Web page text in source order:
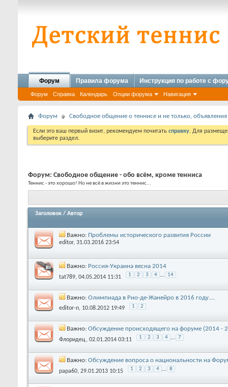
Форум
Форум Справка Календарь Опции форума Навигация
Правила форума Инструкция по работе с
Форум Свободное общение о теннисе и не только, объявления
Если это ваш первый визит, рекомендуем почитать справку. Для
выберите раздел.
Форум: Свободное общение - обо всём, кроме тенниса
Теннис - это хорошо! Но не всё в жизни это теннис...
Заголовок / Автор
Важно: Проблемы исторического развития России
editor, 31.03.2016 23:54
Важно: Россия-Украина весна 2014
tat789, 04.05.2014 11:31 1 2 3 4 ... 14
Важно: Олимпиада в Рио-де-Жанейро в 2016 году....
editor-n, 10.08.2012 19:49 1 2
Важно: Обсуждение происходящего на форуме (2014 -
Флоридец, 02.01.2014 03:11 1 2 3 4 ... 7
Важно: Обсуждение вопроса о национальности на
papa60, 29.01.2013 10:15 1 2 3 4 ... 8